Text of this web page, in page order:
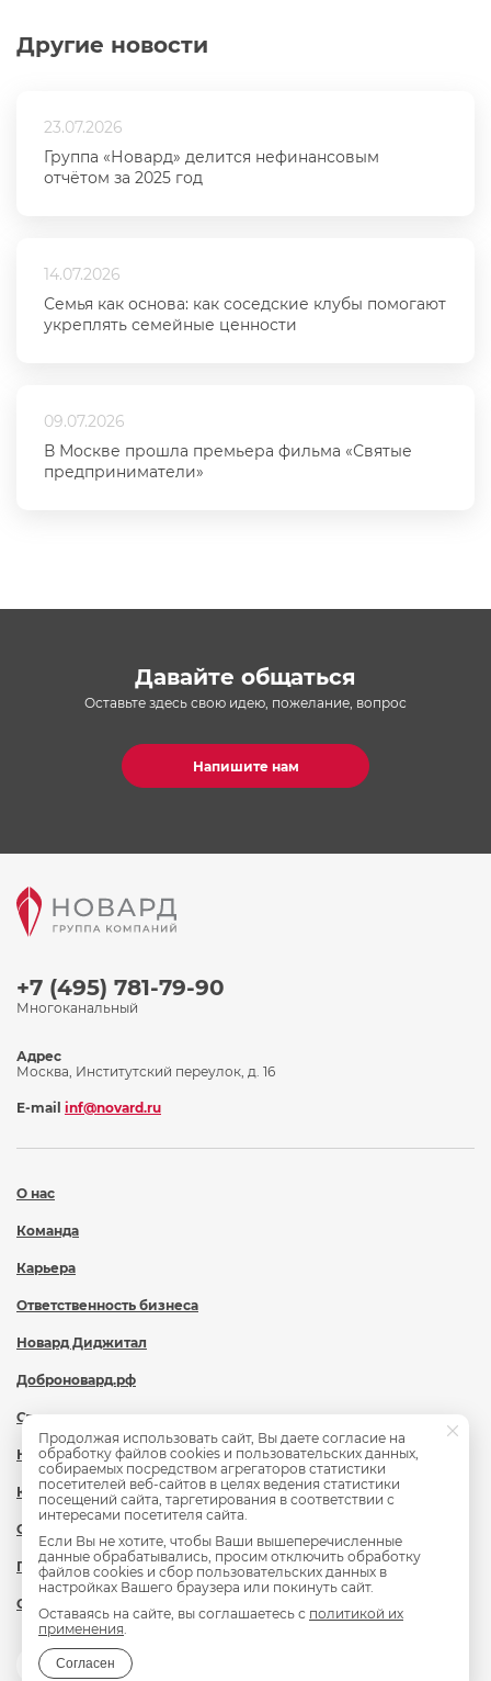
Другие новости
23.07.2026
Группа «Новард» делится нефинансовым
отчётом за 2025 год
14.07.2026
Семья как основа: как соседские клубы помогают
укреплять семейные ценности
09.07.2026
В Москве прошла премьера фильма «Святые
предприниматели»
Давайте общаться
Оставьте здесь свою идею, пожелание, вопрос
Напишите нам
+7 (495) 781-79-90
Многоканальный
О нас
Команда
Карьера
Ответственность бизнеса
Новард Диджитал
Доброновард.рф
Статьи
Новости
Контакты
Охрана труда
Политика обработки персональных данных
Сведения об образовательной организации
Адрес
Москва, Институтский переулок, д. 16
E-mail inf@novard.ru
Продолжая использовать сайт, Вы даете согласие на
обработку файлов cookies и пользовательских данных,
собираемых посредством агрегаторов статистики
посетителей веб-сайтов в целях ведения статистики
посещений сайта, таргетирования в соответствии с
интересами посетителя сайта.
Если Вы не хотите, чтобы Ваши вышеперечисленные
данные обрабатывались, просим отключить обработку
файлов cookies и сбор пользовательских данных в
настройках Вашего браузера или покинуть сайт.
Оставаясь на сайте, вы соглашаетесь с политикой их
применения.
Согласен